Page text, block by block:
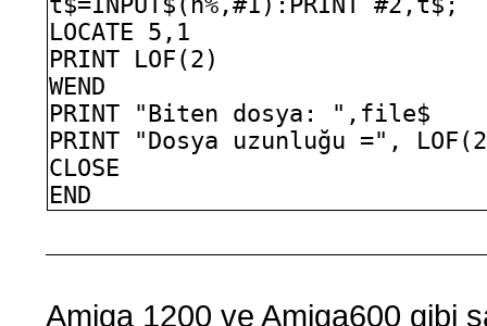
LOCATE 5,1
PRINT LOF(2)
WEND
PRINT "Biten dosya: ",file$
PRINT "Dosya uzunluğu =",
CLOSE
END
Amiga 1200 ve Amiga600 gibi